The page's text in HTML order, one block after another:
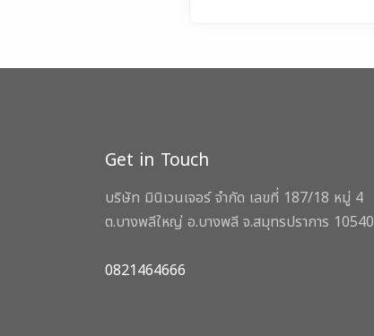
Get in Touch
บริษัท มินิเวนเจอร์ จำกัด เลขที่ 187/18 หมู่ 4
ต.บางพลีใหญ่ อ.บางพลี จ.สมุทรปราการ 10540
0821464666